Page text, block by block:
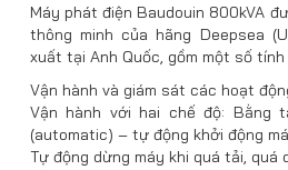
Máy phát điện Baudouin 800kVA
thông minh của hãng Deepsea
xuất tại Anh Quốc, gồm một số
Vận hành và giám sát các hoạt
Vận hành với hai chế độ: Bằng
(automatic) – tự động khởi động
Tự động dừng máy khi quá tải, quá